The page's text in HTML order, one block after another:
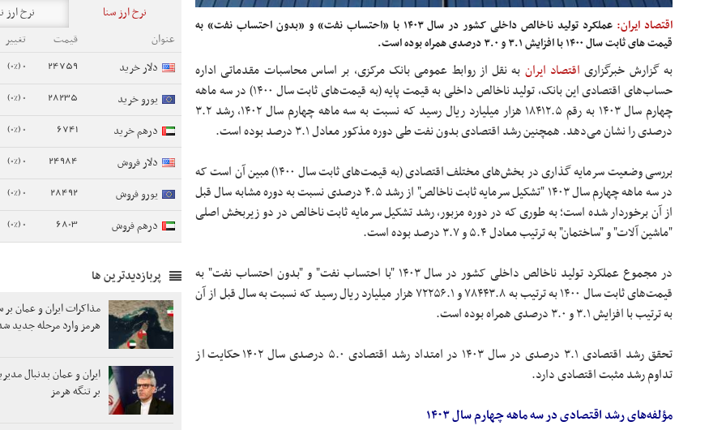
اقتصاد ایران:
عملکرد تولید ناخالص داخلی کشور در سال ۱۴۰۳ با «احتساب نفت» و «بدون احتساب نفت» به
قیمت های ثابت سال ۱۴۰۰ با افزایش ۳.۱ و ۳.۰ درصدی همراه بوده است.
به گزارش خبرگزاریاقتصاد ایران به نقل از روابط عمومی بانک مرکزی، بر اساس محاسبات مقدماتی اداره
حساب‌های اقتصادی این بانک، تولید ناخالص داخلی به قیمت پایه (به قیمت‌های ثابت سال ۱۴۰۰) در سه ماهه
چهارم سال ۱۴۰۳ به رقم ۱۸۴۱۲.۵ هزار میلیارد ریال رسید که نسبت به سه ماهه چهارم سال ۱۴۰۲، رشد ۳.۲
درصدی را نشان می‌دهد. همچنین رشد اقتصادی بدون نفت طی دوره مذکور معادل ۳.۱ درصد بوده است.
بررسی وضعیت سرمایه گذاری در بخش‌های مختلف اقتصادی (به قیمت‌های ثابت سال ۱۴۰۰) مبین آن است که
در سه ماهه چهارم سال ۱۴۰۳ "تشکیل سرمایه ثابت ناخالص" از رشد ۴.۵ درصدی نسبت به دوره مشابه سال قبل
از آن برخوردار شده است؛ به طوری که در دوره مزبور، رشد تشکیل سرمایه ثابت ناخالص در دو زیربخش اصلی
"ماشین آلات" و "ساختمان" به ترتیب معادل ۵.۴ و ۳.۷ درصد بوده است.
در مجموع عملکرد تولید ناخالص داخلی کشور در سال ۱۴۰۳ "با احتساب نفت" و "بدون احتساب نفت" به
قیمت‌های ثابت سال ۱۴۰۰ به ترتیب به ۷۸۴۴۳.۸ و ۷۲۲۵۶.۱ هزار میلیارد ریال رسید که نسبت به سال قبل از آن
به ترتیب با افزایش ۳.۱ و ۳.۰ درصدی همراه بوده است.
تحقق رشد اقتصادی ۳.۱ درصدی در سال ۱۴۰۳ در امتداد رشد اقتصادی ۵.۰ درصدی سال ۱۴۰۲ حکایت از
تداوم رشد مثبت اقتصادی دارد.
مؤلفه‌های رشد اقتصادی در سه ماهه چهارم سال ۱۴۰۳
نرخ ارز سنا
نرخ ارز
عنوان
قیمت تغییر
دلار خرید
24759
0 (0%)
یورو خرید 28235
0 (0%)
درهم خرید 6741
0 (0%)
دلار فروش 24984
0 (0%)
یورو فروش 28492
0 (0%)
درهم فروش 6803
0 (0%)
پربازدیدترین ها
مذاکرات ایران و عمان بر
هرمز وارد مرحله جدید
ایران و عمان بدنبال
بر تنگه هرمز